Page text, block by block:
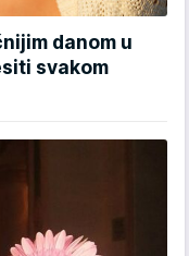
danom u
svakom